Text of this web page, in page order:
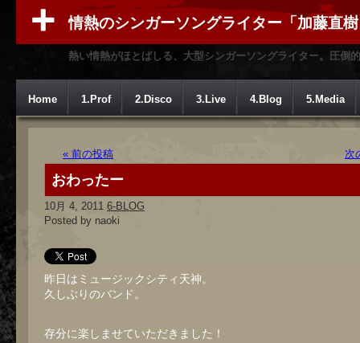
情熱のシンガーソングライター「加藤直
熱い情熱がほとばしる、大型シンガーソングライター。圧倒
Home 1.Prof 2.Disco 3.Live 4.Blog 5.Media
« 前の投稿 次
おわったー
10月 4, 2011 6-BLOG
Posted by naoki
昨日はミュージックシティ天神。
久しぶりのバンド。
存分に楽しませていただきました！